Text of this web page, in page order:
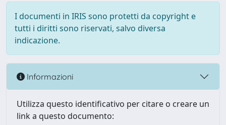
I documenti in IRIS sono protetti da copyright e
tutti i diritti sono riservati, salvo diversa
indicazione.
Informazioni
Utilizza questo identificativo per citare o creare un
link a questo documento: